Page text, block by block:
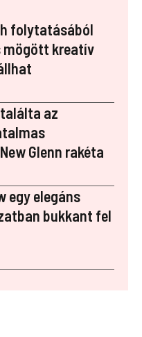
a
p
er
folytatásából
mögött kreatív
az
Glenn rakéta
egy elegáns
bukkant fel